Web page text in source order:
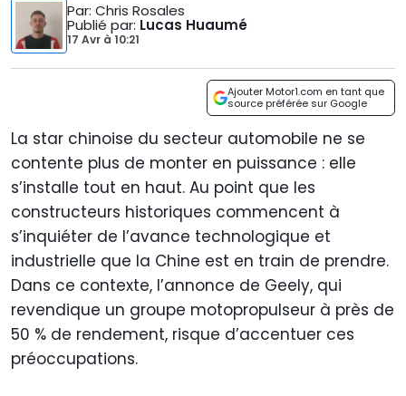
Par: Chris Rosales
Publié par: Lucas Huaumé
17 Avr à 10:21
Ajouter Motor1.com en tant que
source préférée sur Google
La star chinoise du secteur automobile ne se
contente plus de monter en puissance : elle
s’installe tout en haut. Au point que les
constructeurs historiques commencent à
s’inquiéter de l’avance technologique et
industrielle que la Chine est en train de prendre.
Dans ce contexte, l’annonce de Geely, qui
revendique un groupe motopropulseur à près de
50 % de rendement, risque d’accentuer ces
préoccupations.